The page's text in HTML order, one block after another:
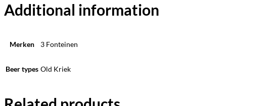
Additional information
Merken 3 Fonteinen
Beer types Old Kriek